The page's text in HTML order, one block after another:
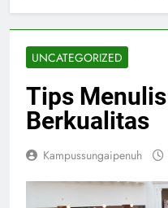
UNCATEGORIZED
Tips
Berkualitas
Kampussungaipenuh